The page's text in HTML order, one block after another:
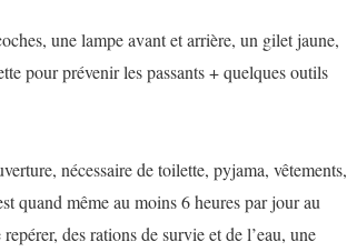
une lampe avant et arrière, un gilet jaune,
pour prévenir les passants + quelques outils
nécessaire de toilette, pyjama, vêtements,
quand même au moins 6 heures par jour au
des rations de survie et de l’eau, une